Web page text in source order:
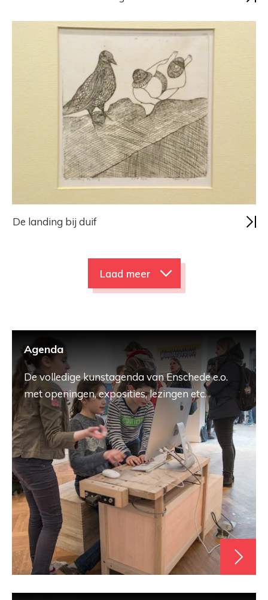
De landing bij duif
Laad meer
Agenda
De volledige kunstagenda van Enschede e.o.
met openingen, exposities, lezingen etc.